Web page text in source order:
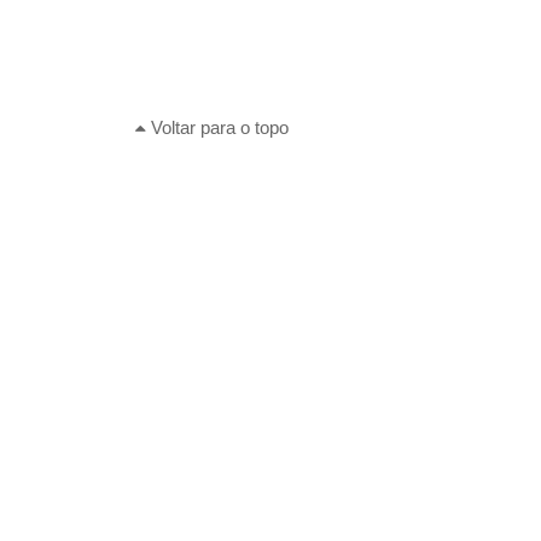
Voltar para o topo